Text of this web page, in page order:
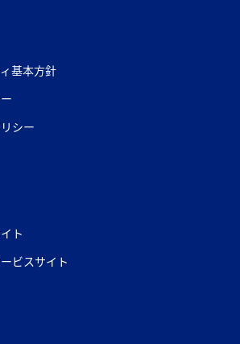
基本方針
シー
ト
ビスサイト